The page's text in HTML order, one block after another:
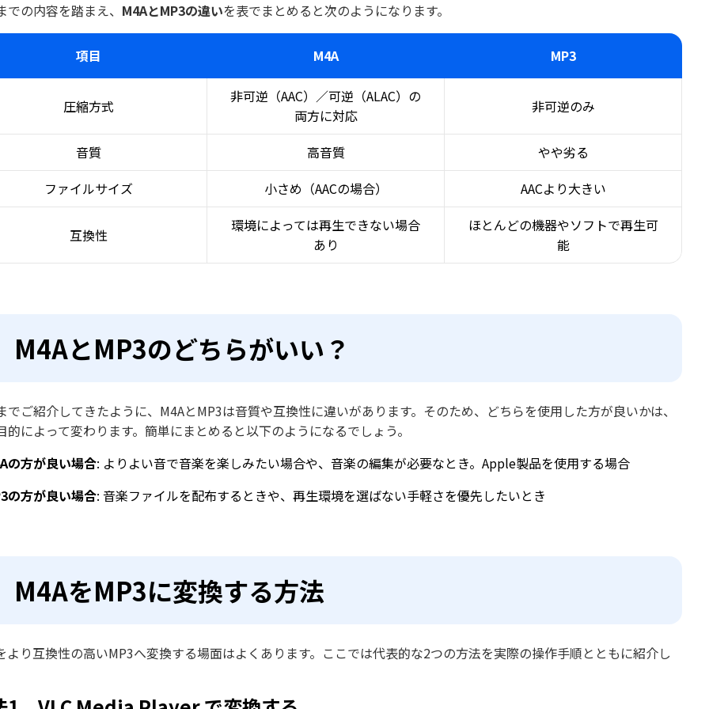
での内容を踏まえ、 M4AとMP3の違いを表でまとめると次のようになります。
項目 M4A MP3
圧縮方式
非可逆（AAC）／可逆（ALAC）の
両方に対応
非可逆のみ
音質 高音質
やや劣る
ファイルサイズ
小さめ（AACの場合） AACより大きい
互換性
環境によっては再生できない場合
あり
ほとんどの機器やソフトで再生可
能
M4AとMP3のどちらがいい？
でご紹介してきたように、M4AとMP3は音質や互換性に違いがあります。そのため、どちらを使用した方が良いかは、
的によって変わります。簡単にまとめると以下のようになるでしょう。
の方が良い場合: よりよい音で音楽を楽しみたい場合や、音楽の編集が必要なとき。Apple製品を使用する場合
の方が良い場合: 音楽ファイルを配布するときや、再生環境を選ばない手軽さを優先したいとき
M4AをMP3に変換する方法
より互換性の高いMP3へ変換する場面はよくあります。ここでは代表的な2つの方法を実際の操作手順とともに紹介し